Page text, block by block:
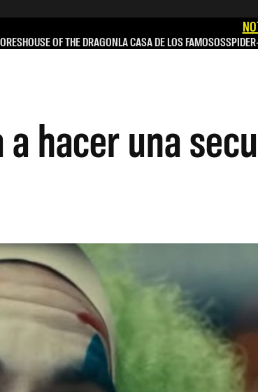
HOUSE OF THE DRAGONLA CASA DE LOS FAMOSOS
hacer una